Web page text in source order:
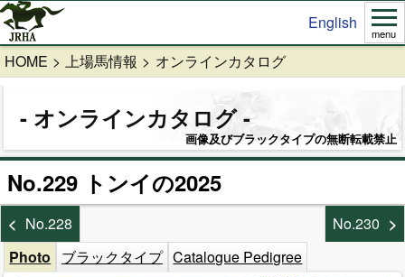
English
menu
HOME 上場馬情報 オンラインカタログ
オンラインカタログ
画像及びブラックタイプの無断転載禁止
No.229 トンイの2025
No.228
No.230
Photo
ブラックタイプ Catalogue Pedigree